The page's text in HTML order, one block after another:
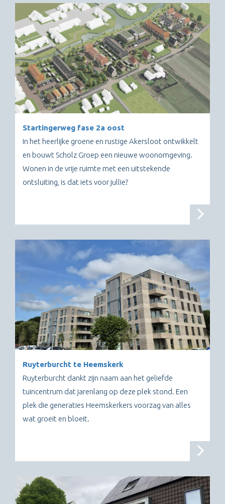
Startingerweg fase 2a oost
In het heerlijke groene en rustige Akersloot ontwikkelt
en bouwt Scholz Groep een nieuwe woonomgeving.
Wonen in de vrije ruimte met een uitstekende
ontsluiting, is dat iets voor jullie?
Ruyterburcht te Heemskerk
Ruyterburcht dankt zijn naam aan het geliefde
tuincentrum dat jarenlang op deze plek stond. Een
plek die generaties Heemskerkers voorzag van alles
wat groeit en bloeit.